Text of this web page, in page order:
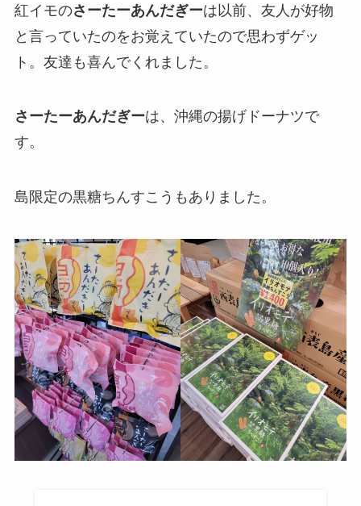
紅イモのさーたーあんだぎーは以前、友人が好物
と言っていたのをお覚えていたので思わずゲッ
ト。友達も喜んでくれました。
さーたーあんだぎーは、沖縄の揚げドーナツで
す。
島限定の黒糖ちんすこうもありました。